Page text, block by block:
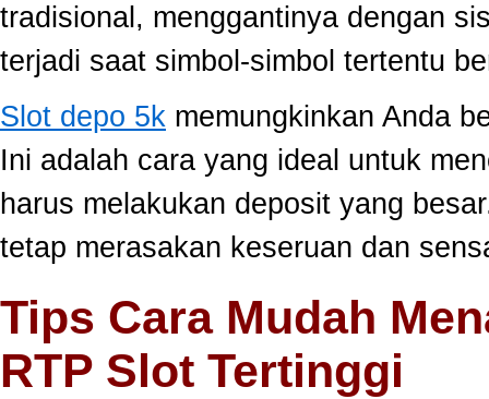
tradisional, menggantinya dengan
terjadi saat simbol-simbol tertentu
Slot depo 5k memungkinkan Anda
Ini adalah cara yang ideal untuk
harus melakukan deposit yang
tetap merasakan keseruan dan
Tips Cara Mudah
RTP Slot Tertinggi